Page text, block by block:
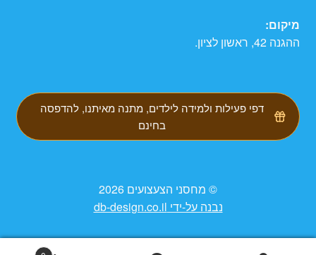
מיקום:
ההגנה 42, ראשון לציון.
דפי פעילות ולמידה לילדים, מתנה מאיתנו, להדפסה
בחינם
© מחסני הצעצועים 2026
נבנה על-ידי db-design.co.il